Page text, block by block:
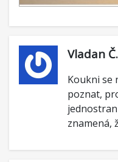
Vladan Č.
Koukni se
poznat,
znamená,